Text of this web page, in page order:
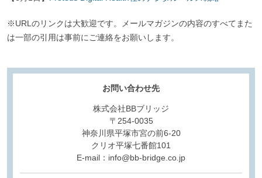
※URLのリンクは大歓迎です。メールマガジンの内容のすべてまた
は一部の引用は事前にご連絡をお願いします。
お問い合わせ先
株式会社BBブリッジ
〒254-0035
神奈川県平塚市宮の前6-20
クリオ平塚七番館101
E-mail：info@bb-bridge.co.jp